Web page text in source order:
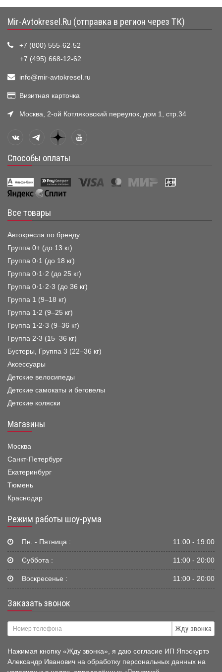
Mir-Avtokresel.Ru (отправка в регион через ТК)
+7 (800) 555-62-52
+7 (495) 668-12-62
info@mir-avtokresel.ru
Визитная карточка
Москва, 2-ой Котляковский переулок, дом 1, стр.34
Способы оплаты
Все товары
Автокресла по бренду
Группа 0+ (до 13 кг)
Группа 0·1 (до 18 кг)
Группа 0·1·2 (до 25 кг)
Группа 0·1·2·3 (до 36 кг)
Группа 1 (9–18 кг)
Группа 1·2 (9–25 кг)
Группа 1·2·3 (9–36 кг)
Группа 2·3 (15–36 кг)
Бустеры, Группа 3 (22–36 кг)
Аксессуары
Детские велосипеды
Детские самокаты и беговелы
Детские коляски
Магазины
Москва
Санкт-Петербург
Екатеринбург
Тюмень
Краснодар
Режим работы шоу-рума
Пн. - Пятница : 11:00 - 19:00
Суббота : 11:00 - 20:00
Воскресенье : 11:00 - 20:00
Заказать звонок
Жду звонка
Нажимая кнопку «Жду звонка», я даю согласие ИП Япэскуртэ
Александр Иванович на обработку персональных данных на